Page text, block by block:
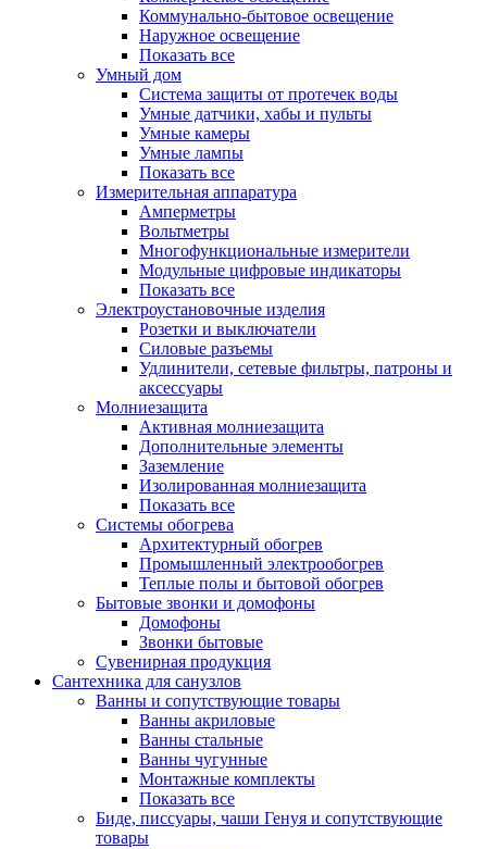
Коммунально-бытовое освещение
Наружное освещение
Показать все
Умный дом
Система защиты от протечек воды
Умные датчики, хабы и пульты
Умные камеры
Умные лампы
Показать все
Измерительная аппаратура
Амперметры
Вольтметры
Многофункциональные измерители
Модульные цифровые индикаторы
Показать все
Электроустановочные изделия
Розетки и выключатели
Силовые разъемы
Удлинители, сетевые фильтры, патроны и
аксессуары
Молниезащита
Активная молниезащита
Дополнительные элементы
Заземление
Изолированная молниезащита
Показать все
Системы обогрева
Архитектурный обогрев
Промышленный электрообогрев
Теплые полы и бытовой обогрев
Бытовые звонки и домофоны
Домофоны
Звонки бытовые
Сувенирная продукция
Сантехника для санузлов
Ванны и сопутствующие товары
Ванны акриловые
Ванны стальные
Ванны чугунные
Монтажные комплекты
Показать все
Биде, писсуары, чаши Генуя и сопутствующие
товары